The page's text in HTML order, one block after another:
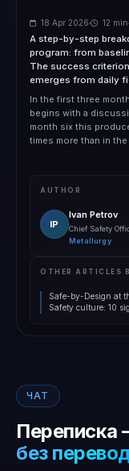
18 Apr 2026 12 min
A step-by-step
program: from
The success
emerges from daily
In the first three
begins with a
month six this
times more than in
AUTHOR
IP
Ivan Petrov
Chief Safety
Metallurgy
OTHER ARTICLES
Safe-by-Design at
Safety culture: 10
ЧАТ
Переписка
без